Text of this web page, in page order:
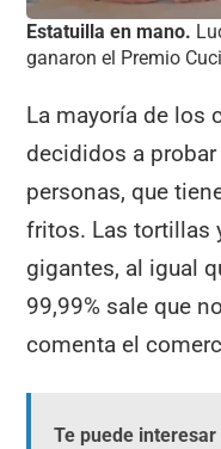
Estatuilla en mano.
ganaron el Premio
La mayoría de los
decididos a
personas, que
fritos. Las tortillas
gigantes, al igual
99,99% sale que
comenta el
Te puede interesar